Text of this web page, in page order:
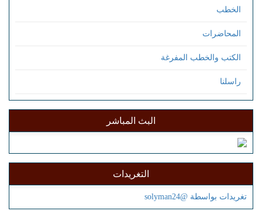
الخطب
المحاضرات
الكتب والخطب المفرغة
راسلنا
البث المباشر
التغريدات
تغريدات بواسطة @solyman24